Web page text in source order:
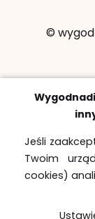
©
Jeśli
Twoim
cookies)